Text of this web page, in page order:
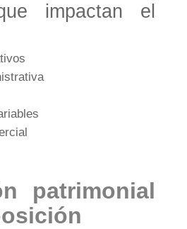
impactan el
patrimonial